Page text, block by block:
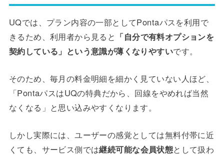
UQでは、プラン内容の一部としてPontaパスを利用で
きるため、利用者から見ると 「自分で有料オプションを
契約している」という意識が薄くなりやすいです。
そのため、毎月の料金明細を細かく見ていない人ほど、
「PontaパスはUQの特典だから、回線をやめれば当然
なくなる」と思い込みやすくなります。
しかし実際には、ユーザーの感覚としては無料付帯に近
くても、サービス側では継続可能な会員状態として扱わ